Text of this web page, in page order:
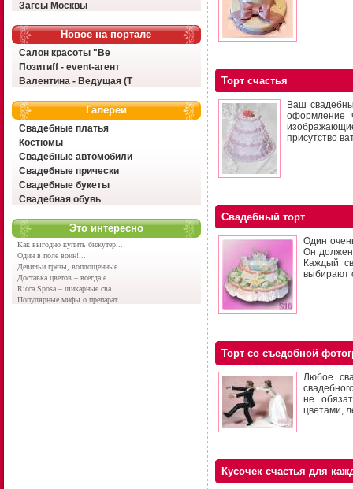
Загсы Москвы
Новое на портале
Салон красоты "Ве
Позитиff - event-агент
Валентина - Ведущая (Т
Галереи
Свадебные платья
Костюмы
Свадебные автомобили
Свадебные прически
Свадебные букеты
Свадебная обувь
Это интересно
Как выгодно купить бижутер...
Один в поле воин!...
Девичьи грезы, воплощенные...
Доставка цветов – всегда е...
Ricca Sposa – шикарные сва...
Популярные мифы о препарат...
Торт счастья
Ваш
оформление
присутство
Свадебный торт
Один
Он должен
Каждый
выбирают
Торт со съедобной
Любое
не
цветами,
Кусочек счастья для